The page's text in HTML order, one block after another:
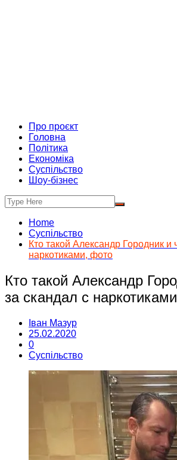
Про проєкт
Головна
Політика
Економіка
Суспільство
Шоу-бізнес
Home
Суспільство
Кто такой Александр Городник и
наркотиками, фото
Кто такой Александр
за скандал с
Іван Мазур
25.02.2020
0
Суспільство